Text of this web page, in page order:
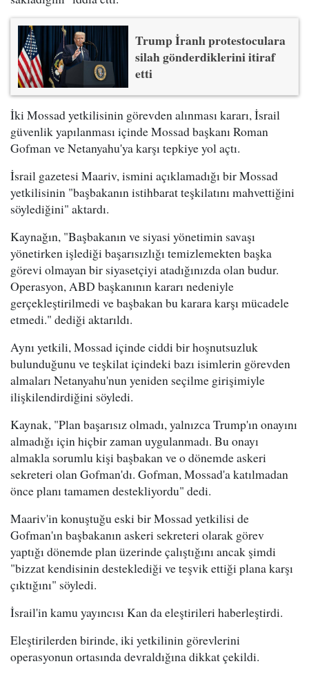
Trump İranlı protestoculara
silah gönderdiklerini itiraf
etti
İki Mossad yetkilisinin görevden alınması kararı, İsrail
güvenlik yapılanması içinde Mossad başkanı Roman
Gofman ve Netanyahu'ya karşı tepkiye yol açtı.
İsrail gazetesi Maariv, ismini açıklamadığı bir Mossad
yetkilisinin "başbakanın istihbarat teşkilatını mahvettiğini
söylediğini" aktardı.
Kaynağın, "Başbakanın ve siyasi yönetimin savaşı
yönetirken işlediği başarısızlığı temizlemekten başka
görevi olmayan bir siyasetçiyi atadığınızda olan budur.
Operasyon, ABD başkanının kararı nedeniyle
gerçekleştirilmedi ve başbakan bu karara karşı mücadele
etmedi." dediği aktarıldı.
Aynı yetkili, Mossad içinde ciddi bir hoşnutsuzluk
bulunduğunu ve teşkilat içindeki bazı isimlerin görevden
almaları Netanyahu'nun yeniden seçilme girişimiyle
ilişkilendirdiğini söyledi.
Kaynak, "Plan başarısız olmadı, yalnızca Trump'ın onayını
almadığı için hiçbir zaman uygulanmadı. Bu onayı
almakla sorumlu kişi başbakan ve o dönemde askeri
sekreteri olan Gofman'dı. Gofman, Mossad'a katılmadan
önce planı tamamen destekliyordu" dedi.
Maariv'in konuştuğu eski bir Mossad yetkilisi de
Gofman'ın başbakanın askeri sekreteri olarak görev
yaptığı dönemde plan üzerinde çalıştığını ancak şimdi
"bizzat kendisinin desteklediği ve teşvik ettiği plana karşı
çıktığını" söyledi.
İsrail'in kamu yayıncısı Kan da eleştirileri haberleştirdi.
Eleştirilerden birinde, iki yetkilinin görevlerini
operasyonun ortasında devraldığına dikkat çekildi.